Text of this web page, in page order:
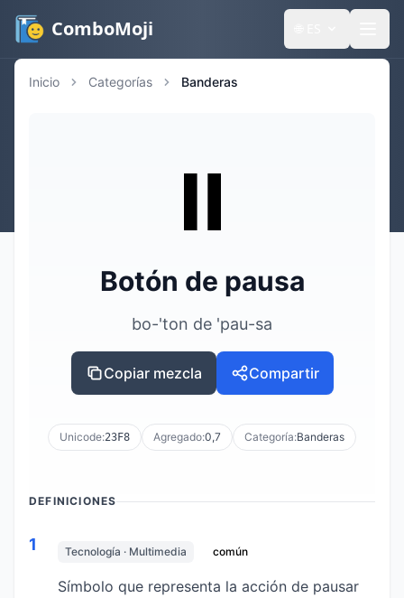
ComboMoji
Inicio Categorías Banderas
⏸️
Botón de pausa
bo-'ton de 'pau-sa
Copiar mezcla Compartir
Unicode:23F8 Agregado:0,7 Categoría:Banderas
DEFINICIONES
1 Tecnología · Multimedia común
Símbolo que representa la acción de pausar